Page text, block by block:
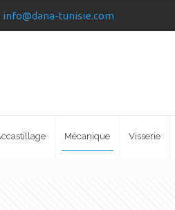
info@dana-tunisie.com
Mécanique Visserie